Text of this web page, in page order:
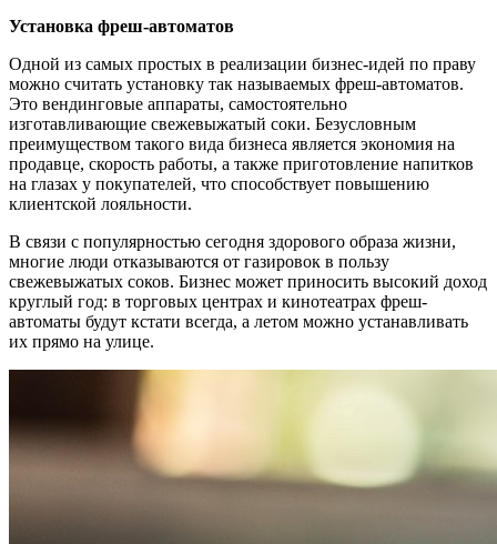
Установка фреш-автоматов
Одной из самых простых в реализации бизнес-идей по праву
можно считать установку так называемых фреш-автоматов.
Это вендинговые аппараты, самостоятельно
изготавливающие свежевыжатый соки. Безусловным
преимуществом такого вида бизнеса является экономия на
продавце, скорость работы, а также приготовление напитков
на глазах у покупателей, что способствует повышению
клиентской лояльности.
В связи с популярностью сегодня здорового образа жизни,
многие люди отказываются от газировок в пользу
свежевыжатых соков. Бизнес может приносить высокий доход
круглый год: в торговых центрах и кинотеатрах фреш-
автоматы будут кстати всегда, а летом можно устанавливать
их прямо на улице.